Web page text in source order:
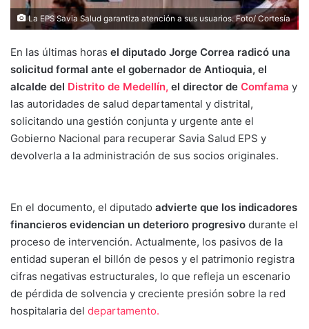
La EPS Savia Salud garantiza atención a sus usuarios. Foto/ Cortesía
En las últimas horas el diputado Jorge Correa radicó una
solicitud formal ante el gobernador de Antioquia, el
alcalde del Distrito de Medellín, el director de Comfama y
las autoridades de salud departamental y distrital,
solicitando una gestión conjunta y urgente ante el
Gobierno Nacional para recuperar Savia Salud EPS y
devolverla a la administración de sus socios originales.
En el documento, el diputado advierte que los indicadores
financieros evidencian un deterioro progresivo durante el
proceso de intervención. Actualmente, los pasivos de la
entidad superan el billón de pesos y el patrimonio registra
cifras negativas estructurales, lo que refleja un escenario
de pérdida de solvencia y creciente presión sobre la red
hospitalaria del departamento.